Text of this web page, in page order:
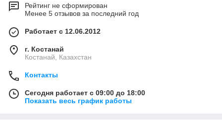
Рейтинг не сформирован
Менее 5 отзывов за последний год
Работает с 12.06.2012
г. Костанай
Костанай, Казахстан
Контакты
Сегодня работает с 09:00 до 18:00
Показать весь график работы